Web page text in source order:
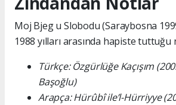
Moj Bjeg u Slobodu (Saraybosna
1988 yılları arasında hapiste
Türkçe: Özgürlüğe Kaçışım
Başoğlu)
Arapça: Hürûbî ile’l-Hürriyye